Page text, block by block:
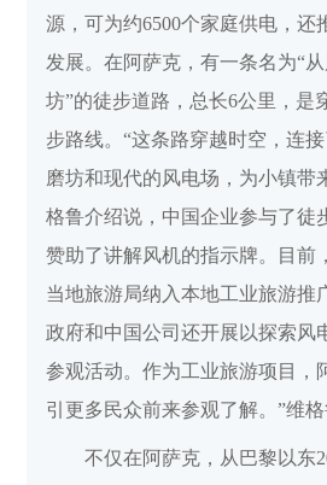
源，可为约6500个家庭供电，还
发展。在阿萨克，有一条名为“
坊”的徒步道路，总长6公里，是
步路线。“这条路穿越时空，连
磨坊和现代的风电场，为小镇带
格鲁介绍说，中国企业参与了徒
赞助了讲解风机的指示牌。目前
当地旅游局纳入本地工业旅游推
政府和中国公司还开展以探索风
参观活动。作为工业旅游项目，
引更多民众前来参观了解。”维格
不仅在阿萨克，从巴黎以东